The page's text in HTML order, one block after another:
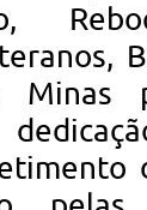
Minas